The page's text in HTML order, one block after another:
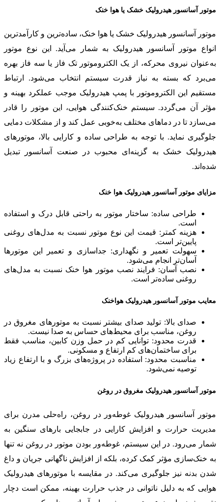
موتور آسانسور هیدرولیک خشک یا هوا خنک
موتور آسانسور هیدرولیک خشک یا هوا خنک، ساده‌ترین و کارآمدترین
انواع موتور آسانسور هیدرولیک به شمار می‌آید. این نوع موتور
به‌عنوان نیروی محرکه، از یک الکتروموتور تک فاز یا سه فاز بهره
می‌برد که بسته به نیاز قدرت سیستم انتخاب می‌شود. ارتباط
مستقیم این الکتروموتور با پمپ هیدرولیک موجب عملکرد بهینه و
مؤثر آن می‌گردد. سیستم خنک‌کنندگی هوایی، این موتور را قادر
می‌سازد تا در دماهای مختلف به‌خوبی عمل کند و از مشکلات دمایی
جلوگیری نماید. با توجه به طراحی ساده و کارایی بالا، موتورهای
هیدرولیک خشک به گزینه‌ای محبوب در صنعت آسانسور تبدیل
شده‌اند.
مزایای موتور آسانسور هیدرولیک هوا خنک
طراحی ساده: ساختار موتور به راحتی قابل درک و استفاده
است.
هزینه کمتر: قیمت این نوع موتور نسبت به مدل‌های روغنی
پایین‌تر است.
سهولت تعمیر و نگهداری: جداسازی و تعمیر این موتورها
آسان‌تر انجام می‌شود.
نصب آسان: فرایند نصب موتور هوا خنک نسبت به مدل‌های
روغنی ساده‌تر است.
معایب موتور آسانسور هیدرولیک هواخنک
صدای بالا: تولید صدای بیشتر نسبت به موتورهای مغروق در
روغن، مناسب برای محیط‌های حساس به صدا نیست.
قدرت محدود: توانایی کم در حمل وزن کابین، مناسب فقط
برای ساختمان‌های کم ارتفاع و مسکونی.
مناسبت محدود: استفاده در پروژه‌های بزرگ و با ارتفاع زیاد
توصیه نمی‌شود.
موتور آسانسور هیدرولیک مغروق در روغن
موتور آسانسور هیدرولیک غوطه‌ور در روغن، راه‌حلی مدرن برای
مدیریت حرارت و افزایش کارایی در جابجایی بارهای سنگین به
شمار می‌رود. در این سیستم، غوطه‌ور بودن موتور در روغن نه تنها
به خنک‌سازی مؤثر کمک کرده، بلکه از افزایش ناگهانی جریان و داغ
شدن بدنه نیز جلوگیری می‌کند. در مقایسه با موتورهای هیدرولیک
هوایی که به دلیل ناتوانی در جذب حرارت بهینه، ممکن است دچار